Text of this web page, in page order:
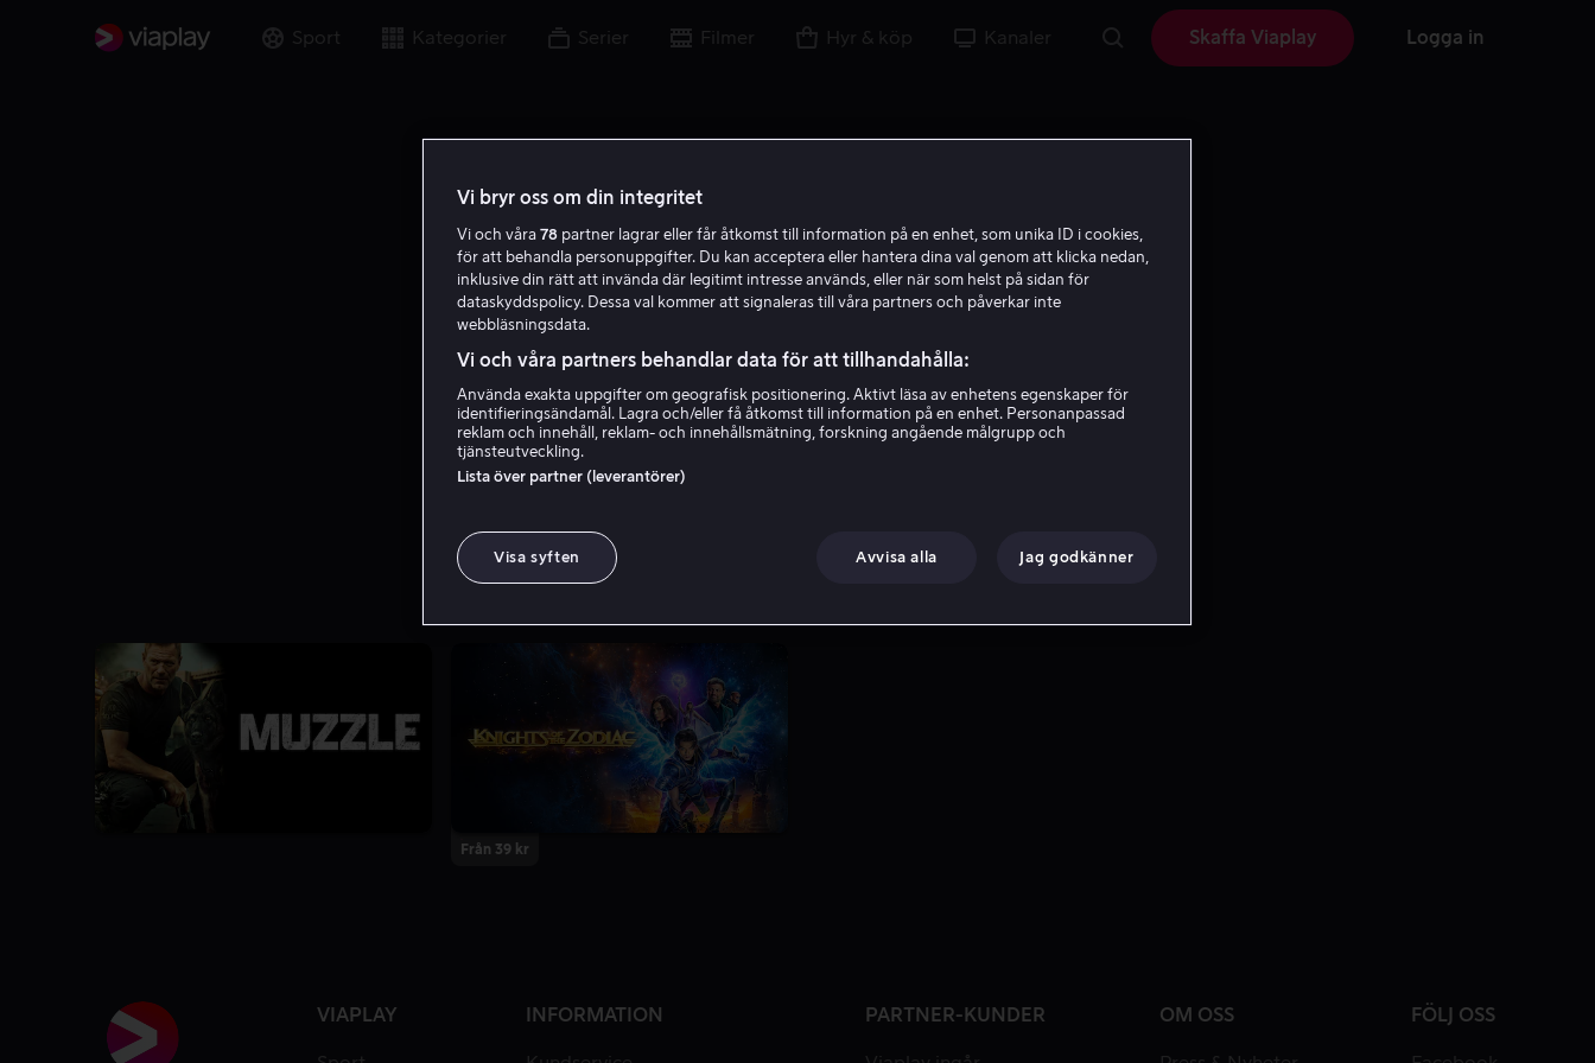
Sport Kategorier Serier Filmer Hyr & köp Kanaler Skaffa Viaplay Logga in
Diego Tinoco
Från 39 kr
VIAPLAY INFORMATION PARTNER-KUNDER OM OSS FÖLJ OSS
Vi bryr oss om din integritet
Vi och våra 78 partner lagrar eller får åtkomst till information på en enhet, som unika ID i cookies,
för att behandla personuppgifter. Du kan acceptera eller hantera dina val genom att klicka nedan,
inklusive din rätt att invända där legitimt intresse används, eller när som helst på sidan för
dataskyddspolicy. Dessa val kommer att signaleras till våra partners och påverkar inte
webbläsningsdata.
Vi och våra partners behandlar data för att tillhandahålla:
Använda exakta uppgifter om geografisk positionering. Aktivt läsa av enhetens egenskaper för
identifieringsändamål. Lagra och/eller få åtkomst till information på en enhet. Personanpassad
reklam och innehåll, reklam- och innehållsmätning, forskning angående målgrupp och
tjänsteutveckling.
Lista över partner (leverantörer)
Visa syften Avvisa alla Jag godkänner